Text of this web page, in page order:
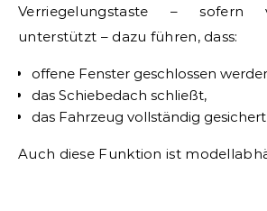
Verriegelungstaste – sofern
unterstützt – dazu führen, dass:
offene Fenster geschlossen
das Schiebedach schließt,
das Fahrzeug vollständig
Auch diese Funktion ist